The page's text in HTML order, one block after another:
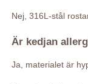
Nej, 316L-stål
Är kedjan
Ja, materialet är